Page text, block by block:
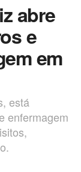
abre
e
em
está
enfermagem